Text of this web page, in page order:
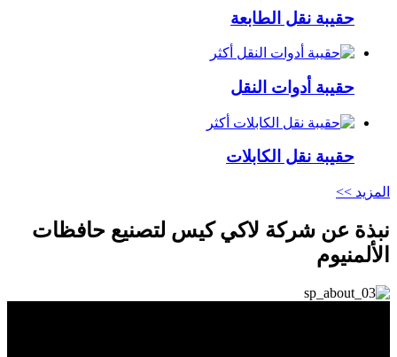
حقيبة نقل الطابعة
أكثر
حقيبة أدوات النقل
أكثر
حقيبة نقل الكابلات
المزيد >>
نبذة عن شركة لاكي كيس لتصنيع حافظات
الألمنيوم